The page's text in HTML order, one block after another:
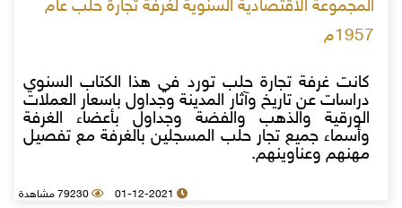
المجموعة الاقتصادية السنوية لغرفة تجارة حلب عام
1957م
كانت غرفة تجارة حلب تورد في هذا الكتاب السنوي
دراسات عن تاريخ وآثار المدينة وجداول باسعار العملات
الورقية والذهب والفضة وجداول بأعضاء الغرفة
وأسماء جميع تجار حلب المسجلين بالغرفة مع تفصيل
مهنهم وعناوينهم.
01-12-2021 79230 مشاهدة